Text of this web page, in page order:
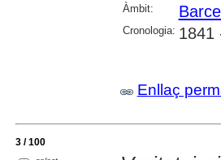
Àmbit:
Cronologia: 1841
Enllaç
3 / 100